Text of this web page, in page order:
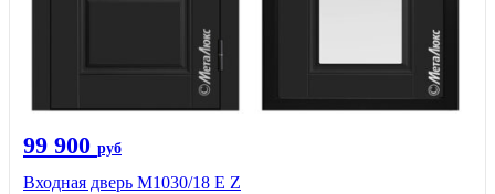
99 900 руб
Входная дверь М1030/18 E Z